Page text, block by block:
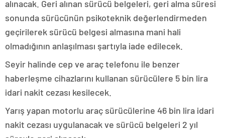
alınacak. Geri alınan sürücü belgeleri, geri alma süresi
sonunda sürücünün psikoteknik değerlendirmeden
geçirilerek sürücü belgesi almasına mani hali
olmadığının anlaşılması şartıyla iade edilecek.
Seyir halinde cep ve araç telefonu ile benzer
haberleşme cihazlarını kullanan sürücülere 5 bin lira
idari nakit cezası kesilecek.
Yarış yapan motorlu araç sürücülerine 46 bin lira idari
nakit cezası uygulanacak ve sürücü belgeleri 2 yıl